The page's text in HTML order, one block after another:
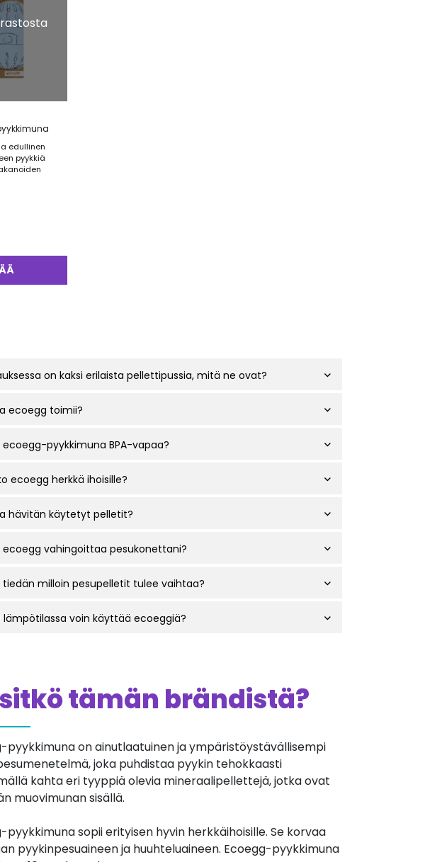
edullinen
pyykkiä
on kaksi erilaista pellettipussia, mitä ne ovat?
ecoegg toimii?
ecoegg-pyykkimuna BPA-vapaa?
ecoegg herkkä ihoisille?
hävitän käytetyt pelletit?
ecoegg vahingoittaa pesukonettani?
tiedän milloin pesupelletit tulee vaihtaa?
lämpötilassa voin käyttää ecoeggiä?
tämän brändistä?
pyykkimuna on ainutlaatuinen ja ympäristöystävällisempi
joka puhdistaa pyykin tehokkaasti
kahta eri tyyppiä olevia mineraalipellettejä, jotka ovat
muovimunan sisällä.
pyykkimuna sopii erityisen hyvin herkkäihoisille. Se korvaa
pyykinpesuaineen ja huuhteluaineen. Ecoegg-pyykkimuna